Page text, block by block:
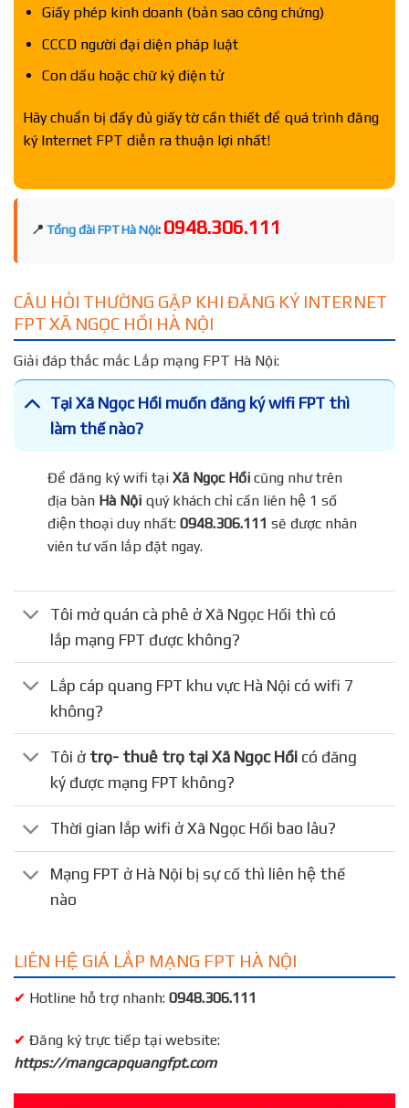
Giấy phép kinh doanh (bản sao công chứng)
CCCD người đại diện pháp luật
Con dấu hoặc chữ ký điện tử
Hãy chuẩn bị đầy đủ giấy tờ cần thiết để quá trình đăng
ký Internet FPT diễn ra thuận lợi nhất!
📍 Tổng đài FPT Hà Nội: 0948.306.111
CÂU HỎI THƯỜNG GẶP KHI ĐĂNG KÝ INTERNET
FPT XÃ NGỌC HỒI HÀ NỘI
Giải đáp thắc mắc Lắp mạng FPT Hà Nội:
Tại Xã Ngọc Hồi muốn đăng ký wifi FPT thì
làm thế nào?
Để đăng ký wifi tạiXã Ngọc Hồicũng như trên
địa bànHà Nộiquý khách chỉ cần liên hệ 1 số
điện thoại duy nhất:0948.306.111 sẽ được nhân
viên tư vấn lắp đặt ngay.
Tôi mở quán cà phê ở Xã Ngọc Hồi thì có
lắp mạng FPT được không?
Lắp cáp quang FPT khu vực Hà Nội có wifi 7
không?
Tôi ở trọ- thuê trọ tại Xã Ngọc Hồi có đăng
ký được mạng FPT không?
Thời gian lắp wifi ở Xã Ngọc Hồi bao lâu?
Mạng FPT ở Hà Nội bị sự cố thì liên hệ thế
nào
LIÊN HỆ GIÁ LẮP MẠNG FPT HÀ NỘI
✔ Hotline hỗ trợ nhanh: 0948.306.111
✔ Đăng ký trực tiếp tại website:
https://mangcapquangfpt.com